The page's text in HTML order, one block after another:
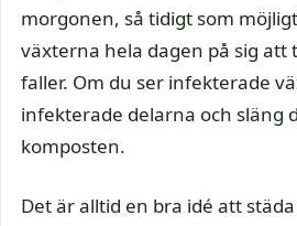
morgonen, så tidigt som
växterna hela dagen på sig
faller. Om du ser infekterade
infekterade delarna och släng
komposten.
Det är alltid en bra idé att